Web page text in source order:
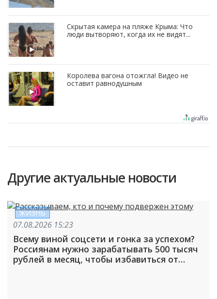
Скрытая камера на пляже Крыма: Что
люди вытворяют, когда их не видят...
Королева вагона отожгла! Видео не
оставит равнодушным
Другие актуальные новости
ЖИЗНЬ
07.08.2026 15:23
Всему виной соцсети и гонка за успехом?
Россиянам нужно зарабатывать 500 тысяч
рублей в месяц, чтобы избавиться от